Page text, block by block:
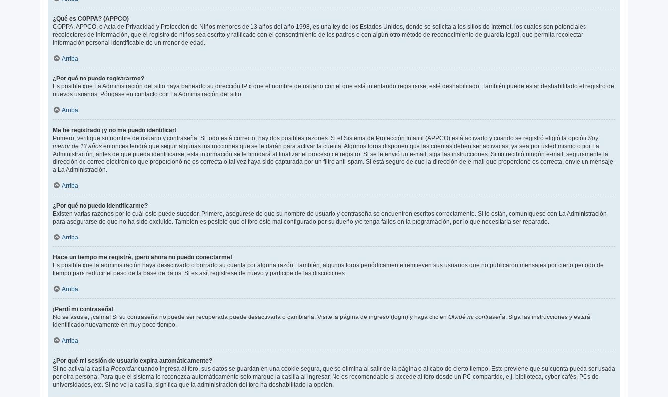
¿Qué es COPPA? (APPCO)
COPPA, APPCO, o Acta de Privacidad y Protección de Niños menores de 13 años del año 1998, es una ley de los Estados Unidos, donde se solicita a los sitios de Internet, los cuales son potenciales
recolectores de información, que el registro de niños sea escrito y ratificado con el consentimiento de los padres o con algún otro método de reconocimiento de guardia legal, que permita recolectar
información personal identificable de un menor de edad.
Arriba
¿Por qué no puedo registrarme?
Es posible que La Administración del sitio haya baneado su dirección IP o que el nombre de usuario con el que está intentando registrarse, esté deshabilitado. También puede estar deshabilitado el registro de
nuevos usuarios. Póngase en contacto con La Administración del sitio.
Arriba
Me he registrado ¡y no me puedo identificar!
Primero, verifique su nombre de usuario y contraseña. Si todo está correcto, hay dos posibles razones. Si el Sistema de Protección Infantil (APPCO) está activado y cuando se registró eligió la opción Soy
menor de 13 años entonces tendrá que seguir algunas instrucciones que se le darán para activar la cuenta. Algunos foros disponen que las cuentas deben ser activadas, ya sea por usted mismo o por La
Administración, antes de que pueda identificarse; esta información se le brindará al finalizar el proceso de registro. Si se le envió un e-mail, siga las instrucciones. Si no recibió ningún e-mail, seguramente la
dirección de correo electrónico que proporcionó no es correcta o tal vez haya sido capturada por un filtro anti-spam. Si está seguro de que la dirección de e-mail que proporcionó es correcta, envíe un mensaje
a La Administración.
Arriba
¿Por qué no puedo identificarme?
Existen varias razones por lo cuál esto puede suceder. Primero, asegúrese de que su nombre de usuario y contraseña se encuentren escritos correctamente. Si lo están, comuníquese con La Administración
para asegurarse de que no ha sido excluido. También es posible que el foro esté mal configurado por su dueño y/o tenga fallos en la programación, por lo que necesitaría ser reparado.
Arriba
Hace un tiempo me registré, ¡pero ahora no puedo conectarme!
Es posible que la administración haya desactivado o borrado su cuenta por alguna razón. También, algunos foros periódicamente remueven sus usuarios que no publicaron mensajes por cierto periodo de
tiempo para reducir el peso de la base de datos. Si es así, registrese de nuevo y participe de las discuciones.
Arriba
¡Perdí mi contraseña!
No se asuste, ¡calma! Si su contraseña no puede ser recuperada puede desactivarla o cambiarla. Visite la página de ingreso (login) y haga clic en Olvidé mi contraseña . Siga las instrucciones y estará
identificado nuevamente en muy poco tiempo.
Arriba
¿Por qué mi sesión de usuario expira automáticamente?
Si no activa la casilla Recordarcuando ingresa al foro, sus datos se guardan en una cookie segura, que se elimina al salir de la página o al cabo de cierto tiempo. Esto previene que su cuenta pueda ser usada
por otra persona. Para que el sistema le reconozca automáticamente solo marque la casilla al ingresar. No es recomendable si accede al foro desde un PC compartido, e.j. biblioteca, cyber-cafés, PCs de
universidades, etc. Si no ve la casilla, significa que la administración del foro ha deshabilitado la opción.